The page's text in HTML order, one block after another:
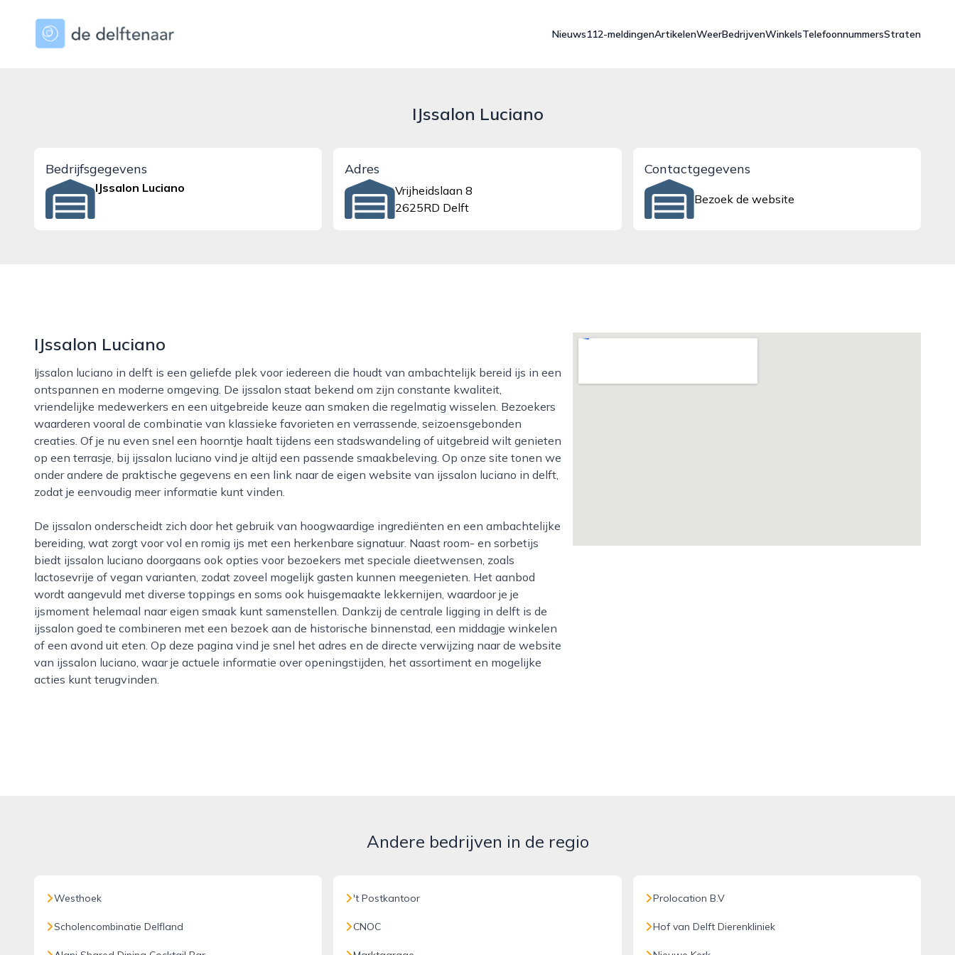
dedelftenaar.nl
Nieuws112-meldingenArtikelenWeerBedrijvenWinkelsTelefoonnummersStraten
IJssalon Luciano
Bedrijfsgegevens
IJssalon Luciano
Adres
Vrijheidslaan 8
2625RD Delft
Contactgegevens
Bezoek de website
IJssalon Luciano
Ijssalon luciano in delft is een geliefde plek voor iedereen die houdt van ambachtelijk bereid ijs in een
ontspannen en moderne omgeving. De ijssalon staat bekend om zijn constante kwaliteit,
vriendelijke medewerkers en een uitgebreide keuze aan smaken die regelmatig wisselen. Bezoekers
waarderen vooral de combinatie van klassieke favorieten en verrassende, seizoensgebonden
creaties. Of je nu even snel een hoorntje haalt tijdens een stadswandeling of uitgebreid wilt genieten
op een terrasje, bij ijssalon luciano vind je altijd een passende smaakbeleving. Op onze site tonen we
onder andere de praktische gegevens en een link naar de eigen website van ijssalon luciano in delft,
zodat je eenvoudig meer informatie kunt vinden.
De ijssalon onderscheidt zich door het gebruik van hoogwaardige ingrediënten en een ambachtelijke
bereiding, wat zorgt voor vol en romig ijs met een herkenbare signatuur. Naast room- en sorbetijs
biedt ijssalon luciano doorgaans ook opties voor bezoekers met speciale dieetwensen, zoals
lactosevrije of vegan varianten, zodat zoveel mogelijk gasten kunnen meegenieten. Het aanbod
wordt aangevuld met diverse toppings en soms ook huisgemaakte lekkernijen, waardoor je je
ijsmoment helemaal naar eigen smaak kunt samenstellen. Dankzij de centrale ligging in delft is de
ijssalon goed te combineren met een bezoek aan de historische binnenstad, een middagje winkelen
of een avond uit eten. Op deze pagina vind je snel het adres en de directe verwijzing naar de website
van ijssalon luciano, waar je actuele informatie over openingstijden, het assortiment en mogelijke
acties kunt terugvinden.
Andere bedrijven in de regio
Westhoek
Scholencombinatie Delfland
't Postkantoor
CNOC
Prolocation B.V
Hof van Delft Dierenkliniek